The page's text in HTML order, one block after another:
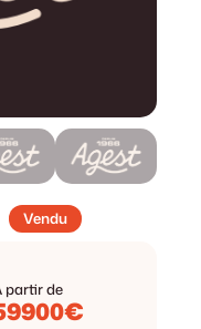
Vendu
partir de